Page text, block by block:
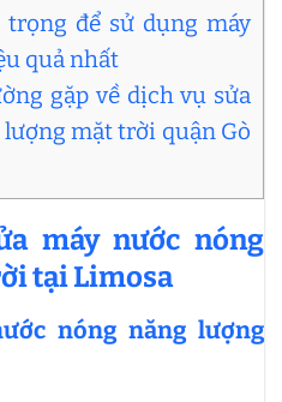
để sử dụng máy
quả nhất
gặp về dịch vụ sửa
mặt trời quận Gò
máy nước nóng
tại Limosa
nóng năng lượng